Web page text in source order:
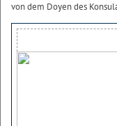
von dem Doyen des